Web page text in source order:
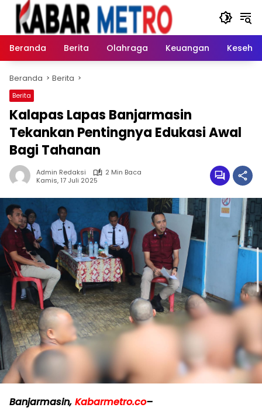
Langsung
konten
Beranda
Berita Olahraga Keuangan
Beranda Berita
Berita
Kalapas Lapas Banjarmasin
Tekankan Pentingnya Edukasi Awal
Bagi Tahanan
Admin Redaksi
2 Min Baca
Kamis, 17 Juli 2025
Banjarmasin, Kabarmetro.co–